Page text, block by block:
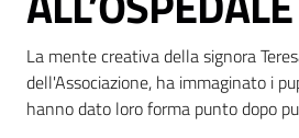
C
a
r
t
a
La mente creativa della signora
dell'Associazione, ha immaginato i
hanno dato loro forma punto dopo